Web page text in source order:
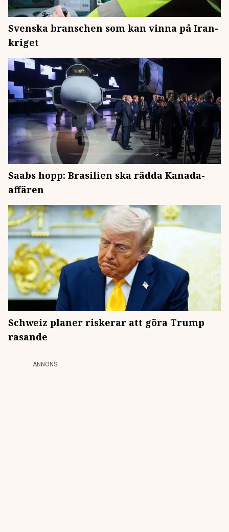
Svenska branschen som kan vinna på Iran-
kriget
Saabs hopp: Brasilien ska rädda Kanada-
affären
Schweiz planer riskerar att göra Trump
rasande
ANNONS